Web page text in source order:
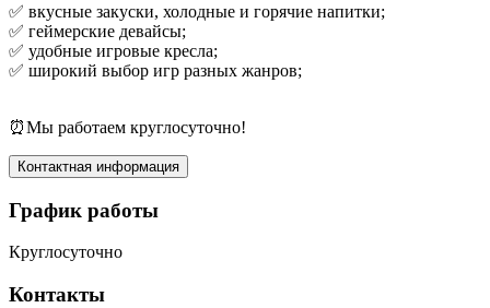
✅ вкусные закуски, холодные и горячие напитки;
✅ геймерские девайсы;
✅ удобные игровые кресла;
✅ широкий выбор игр разных жанров;
⏰Мы работаем круглосуточно!
Контактная информация
График работы
Круглосуточно
Контакты